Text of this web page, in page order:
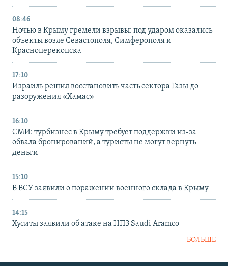
08:46
Ночью в Крыму гремели взрывы: под ударом оказались
объекты возле Севастополя, Симферополя и
Красноперекопска
17:10
Израиль решил восстановить часть сектора Газы до
разоружения «Хамас»
16:10
СМИ: турбизнес в Крыму требует поддержки из-за
обвала бронирований, а туристы не могут вернуть
деньги
15:10
В ВСУ заявили о поражении военного склада в Крыму
14:15
Хуситы заявили об атаке на НПЗ Saudi Aramco
БОЛЬШЕ